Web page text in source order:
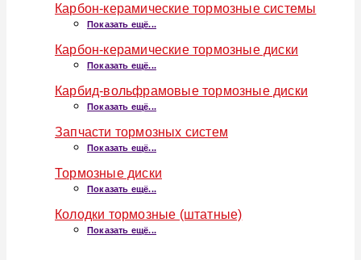
Карбон-керамические тормозные системы
Показать ещё...
Карбон-керамические тормозные диски
Показать ещё...
Карбид-вольфрамовые тормозные диски
Показать ещё...
Запчасти тормозных систем
Показать ещё...
Тормозные диски
Показать ещё...
Колодки тормозные (штатные)
Показать ещё...